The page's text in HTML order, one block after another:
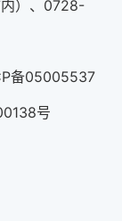
）、0728-
备05005537
号